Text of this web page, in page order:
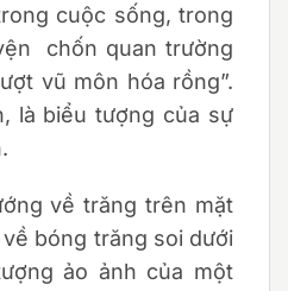
cuộc sống, trong
chốn quan trường
vũ môn hóa rồng”.
là biểu tượng của sự
về trăng trên mặt
bóng trăng soi dưới
ảo ảnh của một